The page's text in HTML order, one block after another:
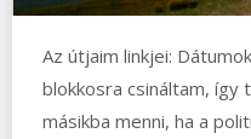
Az útjaim linkjei:
blokkosra csináltam, így
másikba menni, ha a